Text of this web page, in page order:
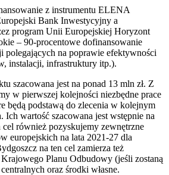
z instrumentu ELENA
Bank Inwestycyjny a
program Unii Europejskiej Horyzont
– 90-procentowe dofinansowanie
polegających na poprawie efektywności
instalacji, infrastruktury itp.).
szacowana jest na ponad 13 mln zł. Z
w pierwszej kolejności niezbędne prace
będą podstawą do zlecenia w kolejnym
Ich wartość szacowana jest wstępnie na
cel również pozyskujemy zewnętrzne
europejskich na lata 2021-27 dla
na ten cel zamierza też
Planu Odbudowy (jeśli zostaną
oraz środki własne.